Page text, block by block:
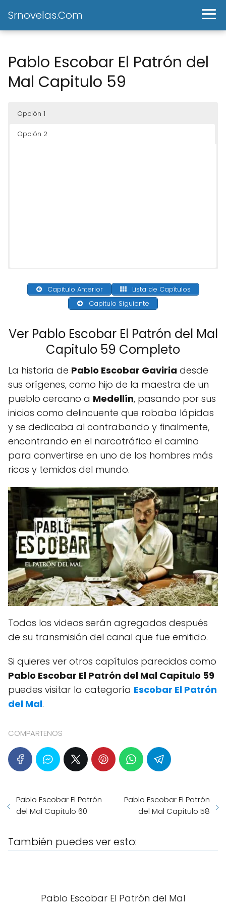
Srnovelas.Com
Pablo Escobar El Patrón del
Mal Capitulo 59
Opción 1
Opción 2
Capitulo Anterior
Lista de Capítulos
Capitulo Siguiente
Ver Pablo Escobar El Patrón del Mal
Capitulo 59 Completo
La historia de Pablo Escobar Gaviria desde
sus orígenes, como hijo de la maestra de un
pueblo cercano a Medellín, pasando por sus
inicios como delincuente que robaba lápidas
y se dedicaba al contrabando y finalmente,
encontrando en el narcotráfico el camino
para convertirse en uno de los hombres más
ricos y temidos del mundo.
Todos los videos serán agregados después
de su transmisión del canal que fue emitido.
Si quieres ver otros capítulos parecidos como
Pablo Escobar El Patrón del Mal Capitulo 59
puedes visitar la categoría Escobar El Patrón
del Mal.
COMPARTENOS
Pablo Escobar El Patrón
del Mal Capitulo 60
Pablo Escobar El Patrón
del Mal Capitulo 58
También puedes ver esto:
Pablo Escobar El Patrón del Mal